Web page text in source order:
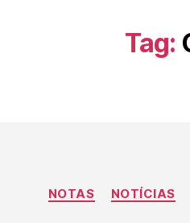
Tag:
NOTAS NOTÍCIAS